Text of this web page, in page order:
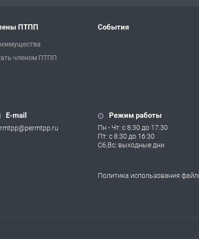
ПТПП
членом ПТПП
События
E-mail Режим работы
Пн - Чт: с 8:30 до 17:30
Пт: с 8:30 до 16:30
Сб,Вс: выходные дни
Политика использования